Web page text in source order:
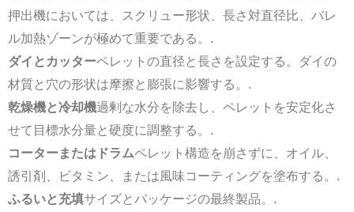
押出機においては、スクリュー形状、長さ対直径比、バレ
ル加熱ゾーンが極めて重要である。.
ダイとカッターペレットの直径と長さを設定する。ダイの
材質と穴の形状は摩擦と膨張に影響する。.
乾燥機と冷却機過剰な水分を除去し、ペレットを安定化さ
せて目標水分量と硬度に調整する。.
コーターまたはドラムペレット構造を崩さずに、オイル、
誘引剤、ビタミン、または風味コーティングを塗布する。.
ふるいと充填サイズとパッケージの最終製品。.